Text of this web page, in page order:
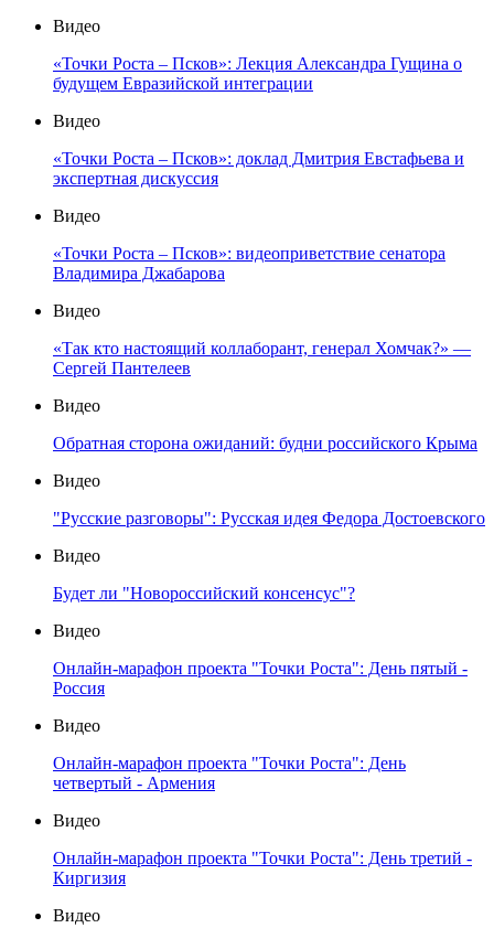
Видео
«Точки Роста – Псков»: Лекция Александра Гущина о
будущем Евразийской интеграции
Видео
«Точки Роста – Псков»: доклад Дмитрия Евстафьева и
экспертная дискуссия
Видео
«Точки Роста – Псков»: видеоприветствие сенатора
Владимира Джабарова
Видео
«Так кто настоящий коллаборант, генерал Хомчак?» —
Сергей Пантелеев
Видео
Обратная сторона ожиданий: будни российского Крыма
Видео
"Русские разговоры": Русская идея Федора Достоевского
Видео
Будет ли "Новороссийский консенсус"?
Видео
Онлайн-марафон проекта "Точки Роста": День пятый -
Россия
Видео
Онлайн-марафон проекта "Точки Роста": День
четвертый - Армения
Видео
Онлайн-марафон проекта "Точки Роста": День третий -
Киргизия
Видео